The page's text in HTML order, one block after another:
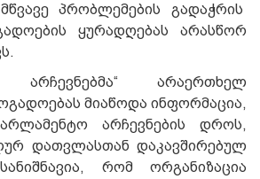
პრობლემების გადაჭრის
ყურადღებას არასწორ
არჩევნებმა“ არაერთხელ
მიაწოდა ინფორმაცია,
არჩევნების დროს,
დათვლასთან დაკავშირებულ
რომ ორგანიზაცია